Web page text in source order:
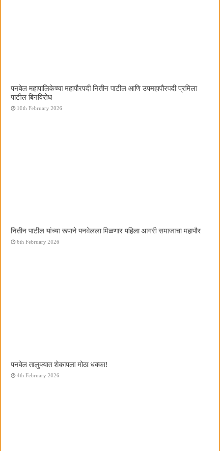
पनवेल महापालिकेच्या महापौरपदी नितीन पाटील आणि उपमहापौरपदी प्रमिला
पाटील बिनविरोध
10th February 2026
नितीन पाटील यांच्या रूपाने पनवेलला मिळणार पहिला आगरी समाजाचा महापौर
6th February 2026
पनवेल तालुक्यात शेकापला मोठा धक्का!
4th February 2026